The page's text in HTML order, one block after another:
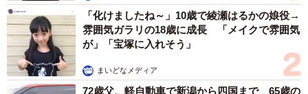
「化けましたね～」10歳で綾瀬はるかの娘役→
雰囲気ガラリの18歳に成長 「メイクで雰囲気
が」「宝塚に入れそう」
まいどなメディア
72歳父、軽自動車で新潟から四国まで 65歳の